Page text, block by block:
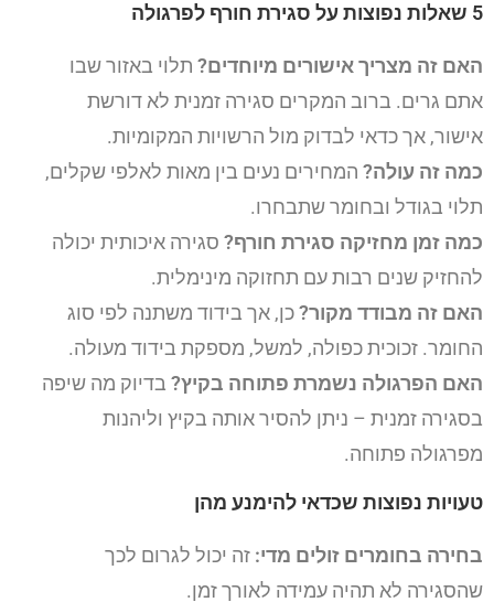
5 שאלות נפוצות על סגירת חורף לפרגולה
האם זה מצריך אישורים מיוחדים? תלוי באזור שבו
אתם גרים. ברוב המקרים סגירה זמנית לא דורשת
אישור, אך כדאי לבדוק מול הרשויות המקומיות.
כמה זה עולה? המחירים נעים בין מאות לאלפי שקלים,
תלוי בגודל ובחומר שתבחרו.
כמה זמן מחזיקה סגירת חורף? סגירה איכותית יכולה
להחזיק שנים רבות עם תחזוקה מינימלית.
האם זה מבודד מקור?כן, אך בידוד משתנה לפי סוג
החומר. זכוכית כפולה, למשל, מספקת בידוד מעולה.
האם הפרגולה נשמרת פתוחה בקיץ? בדיוק מה שיפה
בסגירה זמנית – ניתן להסיר אותה בקיץ וליהנות
מפרגולה פתוחה.
טעויות נפוצות שכדאי להימנע מהן
בחירה בחומרים זולים מדי: זה יכול לגרום לכך
שהסגירה לא תהיה עמידה לאורך זמן.